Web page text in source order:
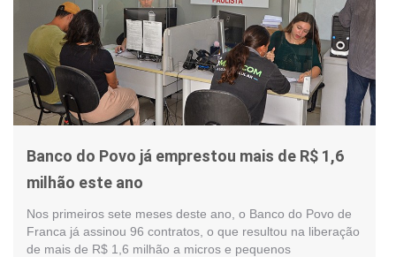
Banco do Povo já emprestou mais de R$ 1,6
milhão este ano
Nos primeiros sete meses deste ano, o Banco do Povo de
Franca já assinou 96 contratos, o que resultou na liberação
de mais de R$ 1,6 milhão a micros e pequenos